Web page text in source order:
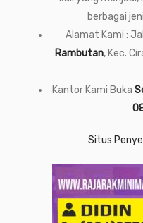
berbagai
Alamat Kami :
Rambutan, Kec.
Kantor Kami Buka
Situs